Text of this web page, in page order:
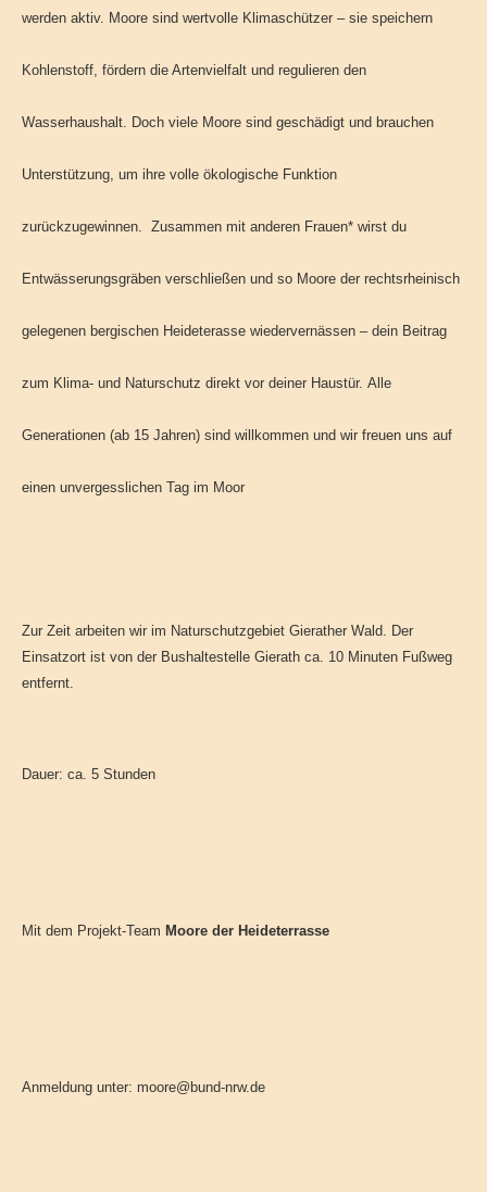
werden aktiv. Moore sind wertvolle Klimaschützer – sie speichern
Kohlenstoff, fördern die Artenvielfalt und regulieren den
Wasserhaushalt. Doch viele Moore sind geschädigt und brauchen
Unterstützung, um ihre volle ökologische Funktion
zurückzugewinnen. Zusammen mit anderen Frauen* wirst du
Entwässerungsgräben verschließen und so Moore der rechtsrheinisch
gelegenen bergischen Heideterasse wiedervernässen – dein Beitrag
zum Klima- und Naturschutz direkt vor deiner Haustür. Alle
Generationen (ab 15 Jahren) sind willkommen und wir freuen uns auf
einen unvergesslichen Tag im Moor
Zur Zeit arbeiten wir im Naturschutzgebiet Gierather Wald. Der
Einsatzort ist von der Bushaltestelle Gierath ca. 10 Minuten Fußweg
entfernt.
Dauer: ca. 5 Stunden
Mit dem Projekt-Team Moore der Heideterrasse
Anmeldung unter: moore@bund-nrw.de